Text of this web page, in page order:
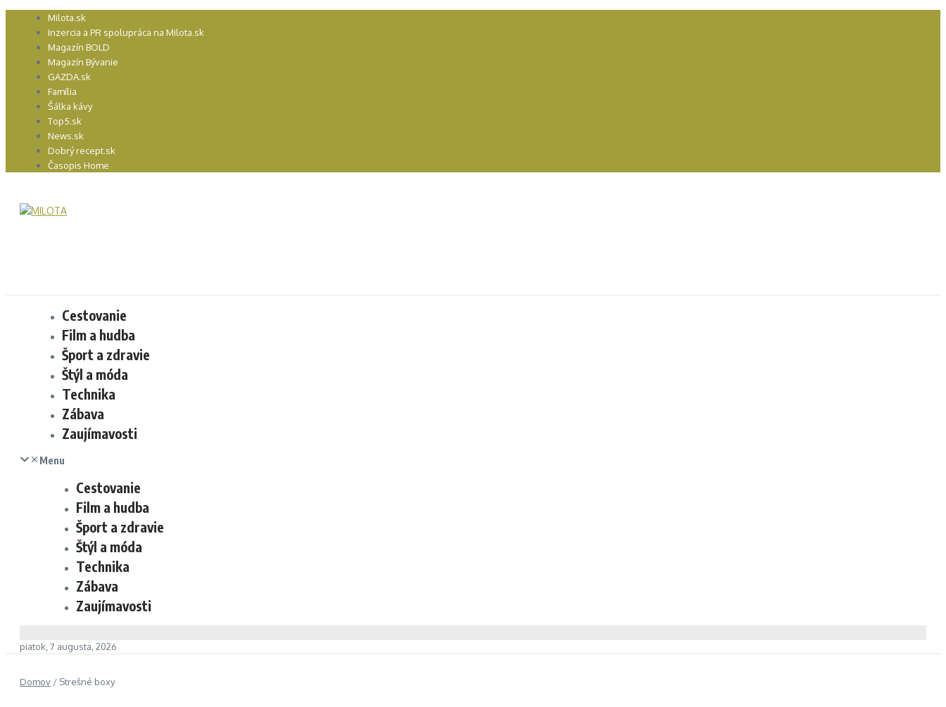
Preskočiť Milota.sk
Inzercia a PR spolupráca na Milota.sk
Magazín BOLD
Magazín Bývanie
GAZDA.sk
Família
Šálka kávy
Top5.sk
News.sk
Dobrý recept.sk
Časopis Home
Cestovanie
Film a hudba
Šport a zdravie
Štýl a móda
Technika
Zábava
Zaujímavosti
Menu
Cestovanie
Film a hudba
Šport a zdravie
Štýl a móda
Technika
Zábava
Zaujímavosti
piatok, 7 augusta, 2026
Domov / Strešné boxy